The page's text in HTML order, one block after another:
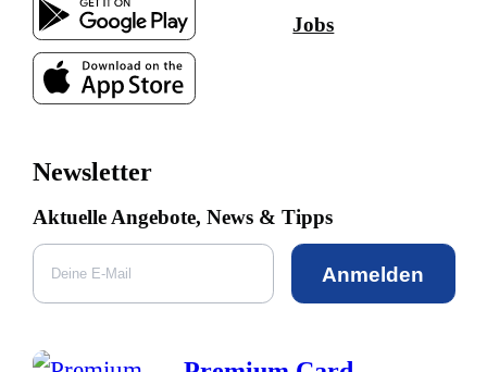
Jobs
Newsletter
Aktuelle Angebote, News & Tipps
Anmelden